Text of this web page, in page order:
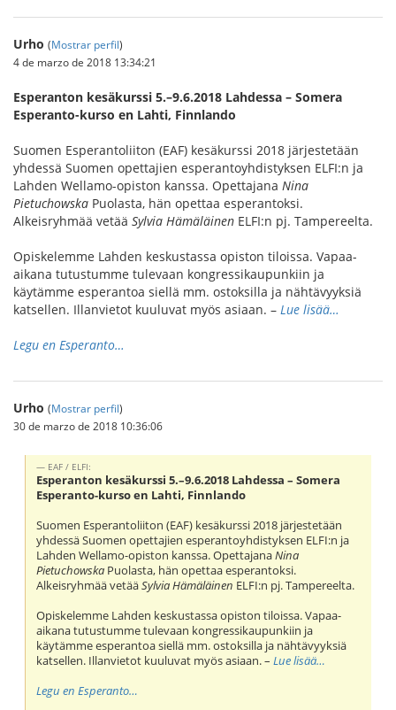
Urho (Mostrar perfil)
4 de marzo de 2018 13:34:21
Esperanton kesäkurssi 5.–9.6.2018 Lahdessa – Somera
Esperanto-kurso en Lahti, Finnlando
Suomen Esperantoliiton (EAF) kesäkurssi 2018 järjestetään
yhdessä Suomen opettajien esperantoyhdistyksen ELFI:n ja
Lahden Wellamo-opiston kanssa. Opettajana Nina
Pietuchowska Puolasta, hän opettaa esperantoksi.
Alkeisryhmää vetää Sylvia Hämäläinen ELFI:n pj. Tampereelta.
Opiskelemme Lahden keskustassa opiston tiloissa. Vapaa-
aikana tutustumme tulevaan kongressikaupunkiin ja
käytämme esperantoa siellä mm. ostoksilla ja nähtävyyksiä
katsellen. Illanvietot kuuluvat myös asiaan. – Lue lisää…
Legu en Esperanto…
Urho (Mostrar perfil)
30 de marzo de 2018 10:36:06
EAF / ELFI:
Esperanton kesäkurssi 5.–9.6.2018 Lahdessa – Somera
Esperanto-kurso en Lahti, Finnlando
Suomen Esperantoliiton (EAF) kesäkurssi 2018 järjestetään
yhdessä Suomen opettajien esperantoyhdistyksen ELFI:n ja
Lahden Wellamo-opiston kanssa. OpettajanaNina
Pietuchowska Puolasta, hän opettaa esperantoksi.
Alkeisryhmää vetääSylvia Hämäläinen ELFI:n pj. Tampereelta.
Opiskelemme Lahden keskustassa opiston tiloissa. Vapaa-
aikana tutustumme tulevaan kongressikaupunkiin ja
käytämme esperantoa siellä mm. ostoksilla ja nähtävyyksiä
katsellen. Illanvietot kuuluvat myös asiaan. –Lue lisää…
Legu en Esperanto…